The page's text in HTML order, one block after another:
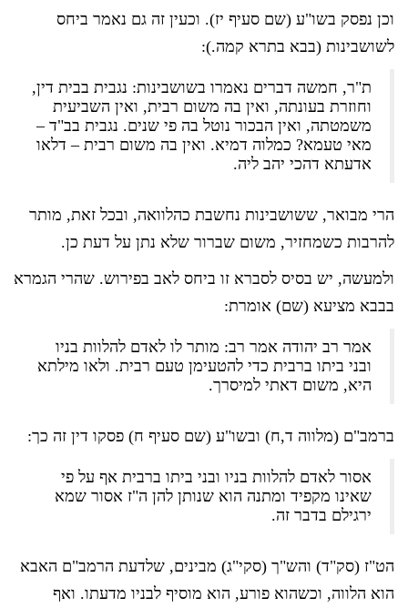
וכן נפסק בשו"ע (שם סעיף יז). וכעין זה גם נאמר ביחס
לשושבינות (בבא בתרא קמה.):
ת"ר, חמשה דברים נאמרו בשושבינות: נגבית בבית דין,
וחוזרת בעונתה, ואין בה משום רבית, ואין השביעית
משמטתה, ואין הבכור נוטל בה פי שנים. נגבית בב"ד –
מאי טעמא? כמלוה דמיא. ואין בה משום רבית – דלאו
אדעתא דהכי יהב ליה.
הרי מבואר, ששושבינות נחשבת כהלוואה, ובכל זאת, מותר
להרבות כשמחזיר, משום שברור שלא נתן על דעת כן.
ולמעשה, יש בסיס לסברא זו ביחס לאב בפירוש. שהרי הגמרא
בבבא מציעא (שם) אומרת:
אמר רב יהודה אמר רב: מותר לו לאדם להלוות בניו
ובני ביתו ברבית כדי להטעימן טעם רבית. ולאו מילתא
היא, משום דאתי למיסרך.
ברמב"ם (מלווה ד,ח) ובשו"ע (שם סעיף ח) פסקו דין זה כך:
אסור לאדם להלוות בניו ובני ביתו ברבית אף על פי
שאינו מקפיד ומתנה הוא שנותן להן ה"ז אסור שמא
ירגילם בדבר זה.
הט"ז (סק"ד) והש"ך (סקי"ג) מבינים, שלדעת הרמב"ם האבא
הוא הלווה, וכשהוא פורע, הוא מוסיף לבניו מדעתו. ואף